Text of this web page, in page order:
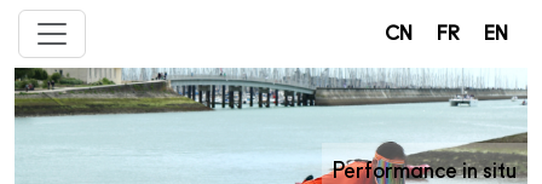
CN FR EN
Performance in situ